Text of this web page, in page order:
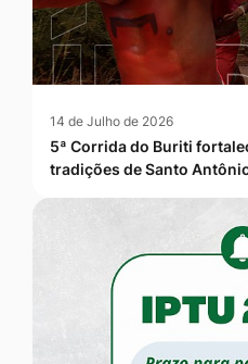
14 de Julho de 2026
5ª Corrida do Buriti
tradições de Santo